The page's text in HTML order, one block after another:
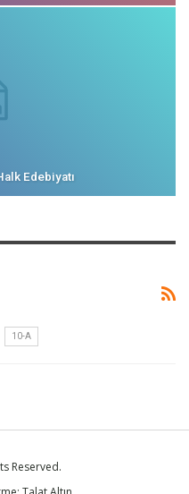
Edebiyatı
10-A
Reserved.